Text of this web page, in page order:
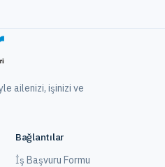
ailenizi, işinizi ve
Bağlantılar
İş Başvuru Formu